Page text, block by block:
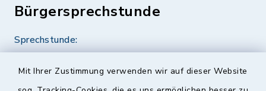
Mit Ihrer Zustimmung verwenden wir auf dieser Website
Bürgersprechstunde
Sprechstunde: